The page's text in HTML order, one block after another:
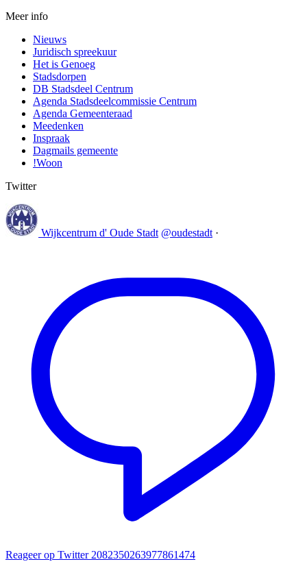
Meer info
Nieuws
Juridisch spreekuur
Het is Genoeg
Stadsdorpen
DB Stadsdeel Centrum
Agenda Stadsdeelcommissie Centrum
Agenda Gemeenteraad
Meedenken
Inspraak
Dagmails gemeente
!Woon
Twitter
Wijkcentrum d' Oude Stadt @oudestadt ·
Reageer op Twitter 2082350263977861474